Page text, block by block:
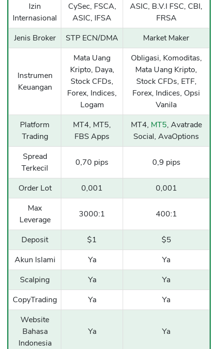
Izin
Internasional
CySec, FSCA,
ASIC, IFSA
ASIC, B.V.I FSC, CBI,
FRSA
Jenis Broker
STP ECN/DMA Market Maker
Instrumen
Keuangan
Mata Uang
Kripto, Daya,
Stock CFDs,
Forex, Indices,
Logam
Obligasi, Komoditas,
Mata Uang Kripto,
Stock CFDs, ETF,
Forex, Indices, Opsi
Vanila
Platform
Trading
MT4, MT5,
FBS Apps
MT4, MT5, Avatrade
Social, AvaOptions
Spread
Terkecil
0,70 pips 0,9 pips
Order Lot 0,001
0,001
Max
Leverage
3000:1 400:1
Deposit $1
$5
Akun Islami
Ya
Ya
Scalping
Ya
Ya
CopyTrading
Ya
Ya
Website
Bahasa
Indonesia
Ya Ya